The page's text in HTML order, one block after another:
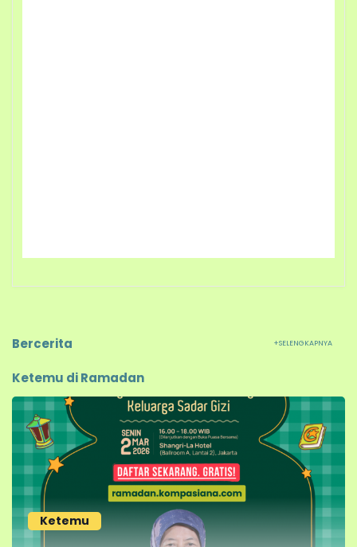
Bercerita +SELENGKAPNYA
Ketemu di Ramadan
Ketemu